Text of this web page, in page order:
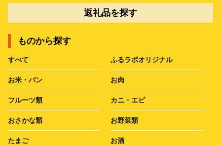
返礼品を探す
ものから探す
すべて ふるラボオリジナル
お米・パン お肉
フルーツ類 カニ・エビ
おさかな類 お野菜類
たまご お酒